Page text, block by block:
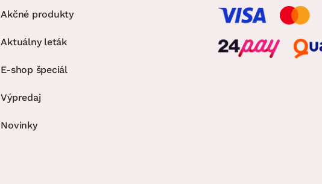
Akčné produkty
Aktuálny leták
E-shop špeciál
Výpredaj
Novinky